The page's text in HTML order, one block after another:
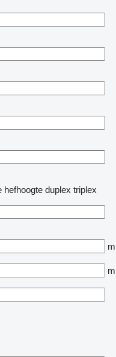
hefhoogte duplex triplex
m
m